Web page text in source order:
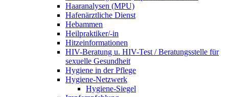
Haaranalysen (MPU)
Hafenärztliche Dienst
Hebammen
Heilpraktiker/-in
Hitzeinformationen
HIV-Beratung u. HIV-Test / Beratungsstelle für
sexuelle Gesundheit
Hygiene in der Pflege
Hygiene-Netzwerk
Hygiene-Siegel